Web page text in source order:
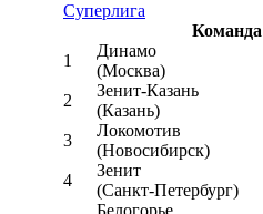
Суперлига
Команда
1
Динамо
(Москва)
2
Зенит-Казань
(Казань)
3
Локомотив
(Новосибирск)
4
Зенит
(Санкт-Петербург)